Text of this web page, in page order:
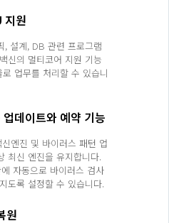
지원
, 설계, DB 관련 프로그램
신의 멀티코어 지원 기능
업무를 처리할 수 있습니
데이트와 예약 기능
엔진 및 바이러스 패턴 업
최신 엔진을 유지합니다.
자동으로 바이러스 검사
도록 설정할 수 있습니다.
원